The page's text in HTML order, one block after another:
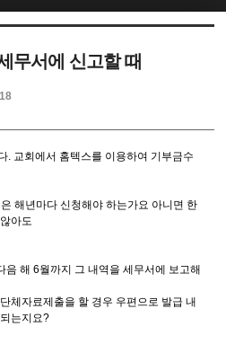
무서에 신고할 때
. 교회에서 홈텍스를 이용하여 기부금수
해년마다 신청해야 하는가요 아니면 한
아도
음 해 6월까지 그 내역을 세무서에 보고해
체자료제출을 할 경우 우편으로 발급 내
는지요?
케치북5
케치북5